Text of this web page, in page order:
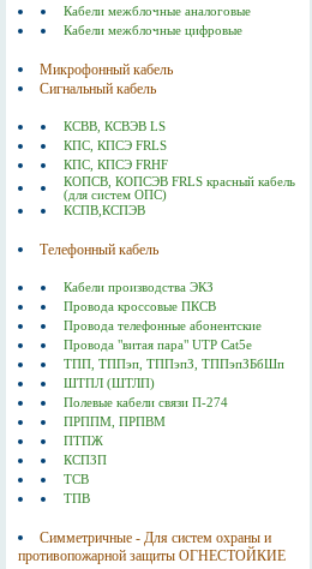
Кабели межблочные аналоговые
Кабели межблочные цифровые
Микрофонный кабель
Сигнальный кабель
КСВВ, КСВЭВ LS
КПС, КПСЭ FRLS
КПС, КПСЭ FRHF
КОПСВ, КОПСЭВ FRLS красный кабель
(для систем ОПС)
КСПВ,КСПЭВ
Телефонный кабель
Кабели производства ЭКЗ
Провода кроссовые ПКСВ
Провода телефонные абонентские
Провода "витая пара" UTP Cat5e
ТПП, ТППэп, ТППэпЗ, ТППэпЗБбШп
ШТПЛ (ШТЛП)
Полевые кабели связи П-274
ПРППМ, ПРПВМ
ПТПЖ
КСПЗП
ТСВ
ТПВ
Симметричные - Для систем охраны и
противопожарной защиты ОГНЕСТОЙКИЕ